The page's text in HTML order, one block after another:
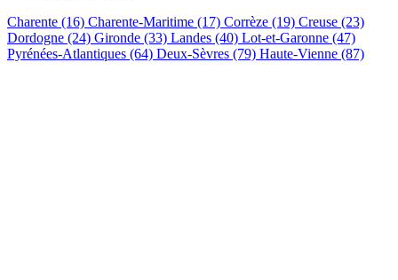
Charente (16) Charente-Maritime (17) Corrèze (19) Creuse (23)
Dordogne (24) Gironde (33) Landes (40) Lot-et-Garonne (47)
Pyrénées-Atlantiques (64) Deux-Sèvres (79) Haute-Vienne (87)